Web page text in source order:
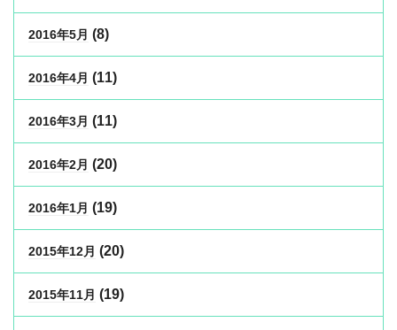
2016年5月 (8)
2016年4月 (11)
2016年3月 (11)
2016年2月 (20)
2016年1月 (19)
2015年12月 (20)
2015年11月 (19)